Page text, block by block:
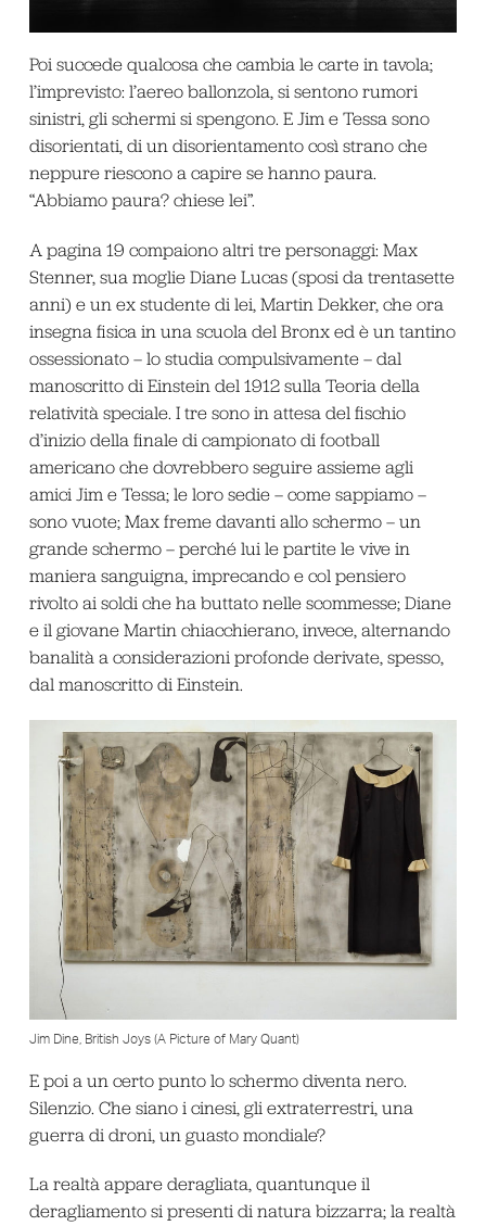
Poi succede qualcosa che cambia le carte in tavola;
l’imprevisto: l’aereo ballonzola, si sentono rumori
sinistri, gli schermi si spengono. E Jim e Tessa sono
disorientati, di un disorientamento così strano che
neppure riescono a capire se hanno paura.
“Abbiamo paura? chiese lei”.
A pagina 19 compaiono altri tre personaggi: Max
Stenner, sua moglie Diane Lucas (sposi da trentasette
anni) e un ex studente di lei, Martin Dekker, che ora
insegna fisica in una scuola del Bronx ed è un tantino
ossessionato – lo studia compulsivamente – dal
manoscritto di Einstein del 1912 sulla Teoria della
relatività speciale. I tre sono in attesa del fischio
d’inizio della finale di campionato di football
americano che dovrebbero seguire assieme agli
amici Jim e Tessa; le loro sedie – come sappiamo –
sono vuote; Max freme davanti allo schermo – un
grande schermo – perché lui le partite le vive in
maniera sanguigna, imprecando e col pensiero
rivolto ai soldi che ha buttato nelle scommesse; Diane
e il giovane Martin chiacchierano, invece, alternando
banalità a considerazioni profonde derivate, spesso,
dal manoscritto di Einstein.
Jim Dine, British Joys (A Picture of Mary Quant)
E poi a un certo punto lo schermo diventa nero.
Silenzio. Che siano i cinesi, gli extraterrestri, una
guerra di droni, un guasto mondiale?
La realtà appare deragliata, quantunque il
deragliamento si presenti di natura bizzarra; la realtà